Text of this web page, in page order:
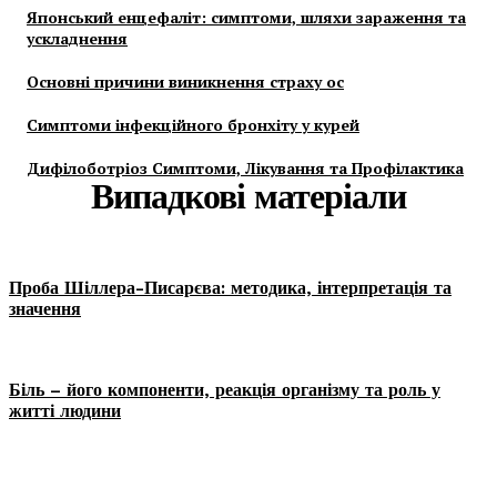
Японський енцефаліт: симптоми, шляхи зараження та
ускладнення
Основні причини виникнення страху ос
Симптоми інфекційного бронхіту у курей
Дифілоботріоз Симптоми, Лікування та Профілактика
Випадкові матеріали
Проба Шіллера-Писарєва: методика, інтерпретація та
значення
Біль – його компоненти, реакція організму та роль у
житті людини